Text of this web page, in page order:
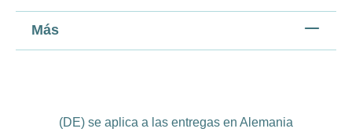
Más
(DE) se aplica a las entregas en Alemania